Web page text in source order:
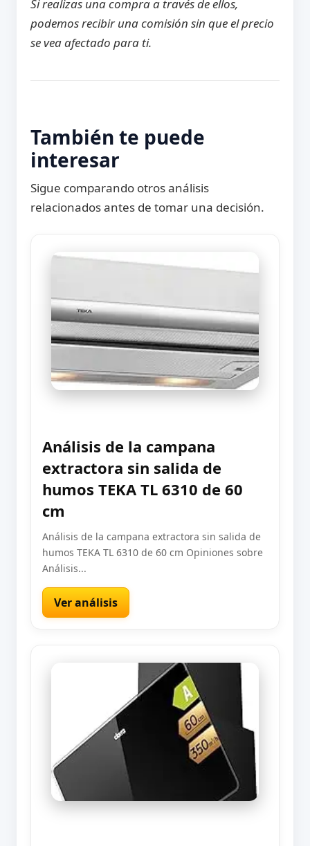
Si realizas una compra a través de ellos,
podemos recibir una comisión sin que el precio
se vea afectado para ti.
También te puede
interesar
Sigue comparando otros análisis
relacionados antes de tomar una decisión.
Análisis de la campana
extractora sin salida de
humos TEKA TL 6310 de 60
cm
Análisis de la campana extractora sin salida de
humos TEKA TL 6310 de 60 cm Opiniones sobre
Análisis...
Ver análisis